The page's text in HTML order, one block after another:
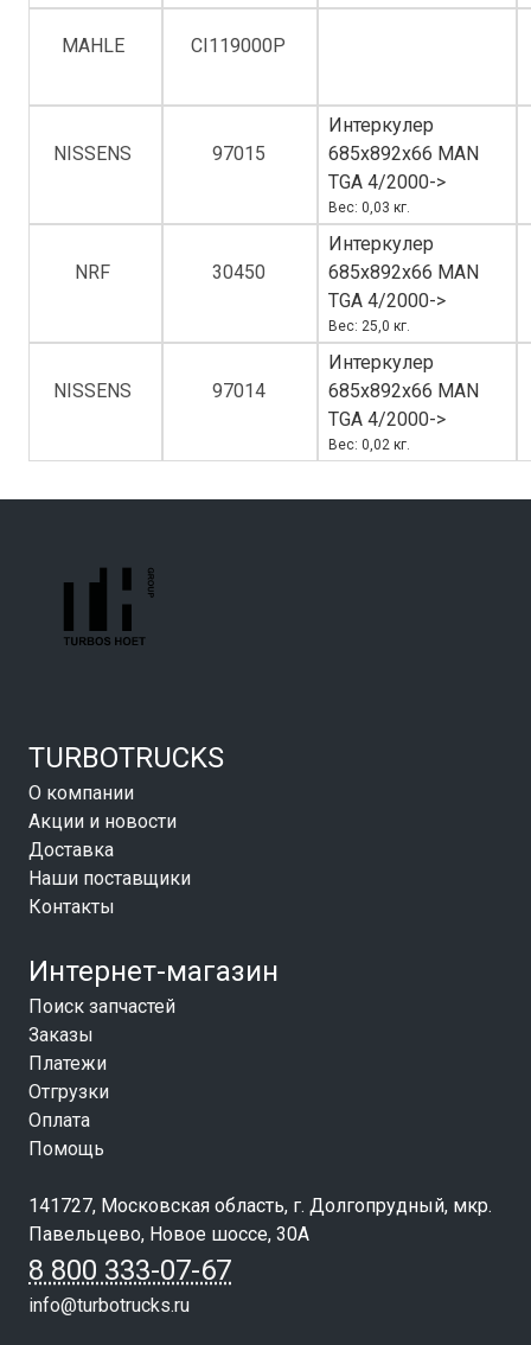
MAHLE CI119000P
NISSENS 97015
Интеркулер
685x892x66 MAN
TGA 4/2000->
Вес: 0,03 кг.
NRF 30450
Интеркулер
685x892x66 MAN
TGA 4/2000->
Вес: 25,0 кг.
NISSENS 97014
Интеркулер
685x892x66 MAN
TGA 4/2000->
Вес: 0,02 кг.
TURBOTRUCKS
О компании
Акции и новости
Доставка
Наши поставщики
Контакты
Интернет-магазин
Поиск запчастей
Заказы
Платежи
Отгрузки
Оплата
Помощь
141727, Московская область, г. Долгопрудный, мкр.
Павельцево, Новое шоссе, 30А
8 800 333-07-67
info@turbotrucks.ru